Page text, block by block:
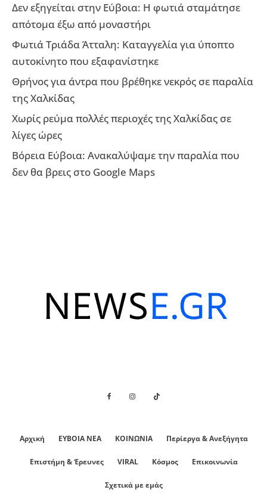
Δεν εξηγείται στην Εύβοια: Η φωτιά σταμάτησε
απότομα έξω από μοναστήρι
Φωτιά Τριάδα Άτταλη: Καταγγελία για ύποπτο
αυτοκίνητο που εξαφανίστηκε
Θρήνος για άντρα που βρέθηκε νεκρός σε παραλία
της Χαλκίδας
Χωρίς ρεύμα πολλές περιοχές της Χαλκίδας σε
λίγες ώρες
Βόρεια Εύβοια: Ανακαλύψαμε την παραλία που
δεν θα βρεις στο Google Maps
Αρχική ΕΥΒΟΙΑ ΝΕΑ ΚΟΙΝΩΝΙΑ Περίεργα & Ανεξήγητα
Επιστήμη & Έρευνες VIRAL Κόσμος Επικοινωνία
Σχετικά με εμάς